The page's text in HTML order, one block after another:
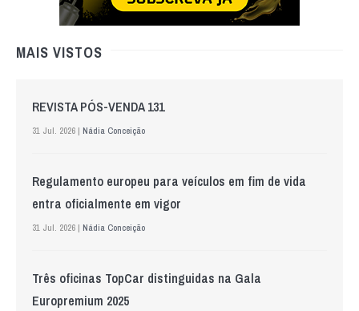
MAIS VISTOS
REVISTA PÓS-VENDA 131
31 Jul. 2026 | Nádia Conceição
Regulamento europeu para veículos em fim de vida
entra oficialmente em vigor
31 Jul. 2026 | Nádia Conceição
Três oficinas TopCar distinguidas na Gala
Europremium 2025